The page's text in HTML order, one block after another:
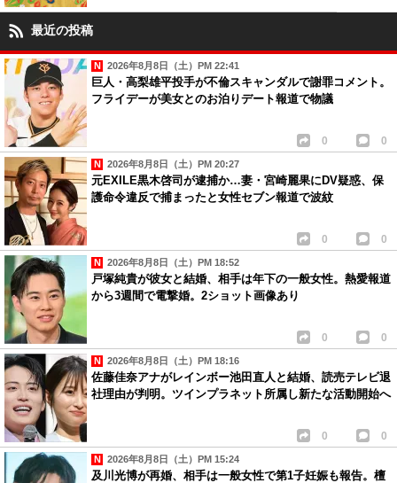
最近の投稿
2026年8月8日（土）PM 22:41
巨人・高梨雄平投手が不倫スキャンダルで謝罪コメント。
フライデーが美女とのお泊りデート報道で物議
0 0
2026年8月8日（土）PM 20:27
元EXILE黒木啓司が逮捕か…妻・宮崎麗果にDV疑惑、保
護命令違反で捕まったと女性セブン報道で波紋
0 0
2026年8月8日（土）PM 18:52
戸塚純貴が彼女と結婚、相手は年下の一般女性。熱愛報道
から3週間で電撃婚。2ショット画像あり
0 0
2026年8月8日（土）PM 18:16
佐藤佳奈アナがレインボー池田直人と結婚、読売テレビ退
社理由が判明。ツインプラネット所属し新たな活動開始へ
0 0
2026年8月8日（土）PM 15:24
及川光博が再婚、相手は一般女性で第1子妊娠も報告。檀